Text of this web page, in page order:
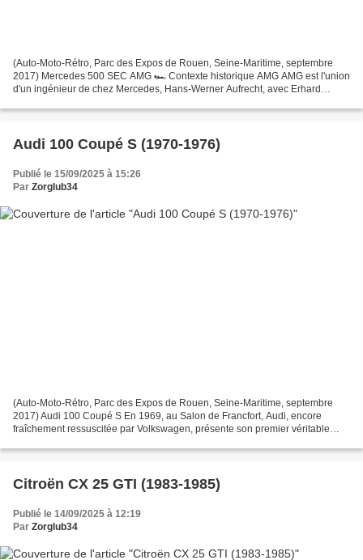
(Auto-Moto-Rétro, Parc des Expos de Rouen, Seine-Maritime, septembre
2017) Mercedes 500 SEC AMG 🏎️ Contexte historique AMG AMG est l'union
d'un ingénieur de chez Mercedes, Hans-Werner Aufrecht, avec Erhard
Audi 100 Coupé S (1970-1976)
Publié le 15/09/2025 à 15:26
Par Zorglub34
(Auto-Moto-Rétro, Parc des Expos de Rouen, Seine-Maritime, septembre
2017) Audi 100 Coupé S En 1969, au Salon de Francfort, Audi, encore
fraîchement ressuscitée par Volkswagen, présente son premier véritable
Citroën CX 25 GTI (1983-1985)
Publié le 14/09/2025 à 12:19
Par Zorglub34